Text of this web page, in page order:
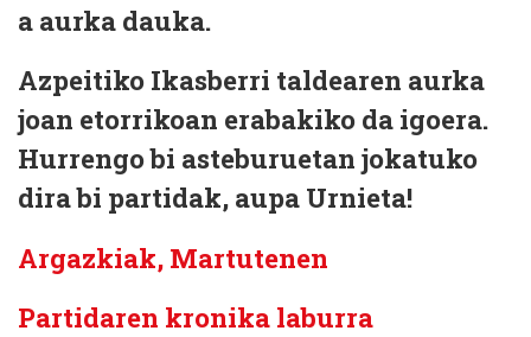
a aurka dauka.
Azpeitiko Ikasberri taldearen aurka
joan etorrikoan erabakiko da igoera.
Hurrengo bi asteburuetan jokatuko
dira bi partidak, aupa Urnieta!
Argazkiak, Martutenen
Partidaren kronika laburra